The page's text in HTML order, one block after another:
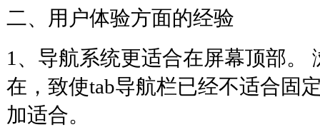
二、用户体验方面的经验
1、导航系统更适合在屏幕顶部。
在，致使tab导航栏已经不适合固
加适合。